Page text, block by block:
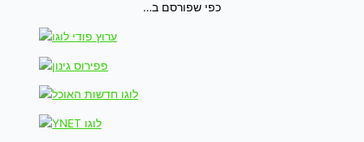
כפי שפורסם ב…